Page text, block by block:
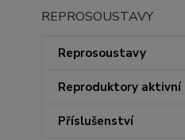
REPROSOUSTAVY
Reprosoustavy
Reproduktory aktivní
Příslušenství